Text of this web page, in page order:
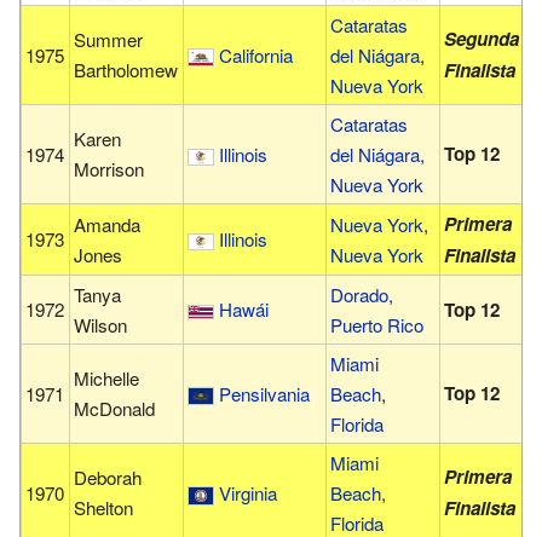
1975
Summer
Bartholomew
California
Cataratas
del Niágara,
Nueva York
Segunda
Finalista
1974
Karen
Morrison
Illinois
Cataratas
del Niágara,
Nueva York
Top 12
1973
Amanda
Jones
Illinois
Nueva York,
Nueva York
Primera
Finalista
1972
Tanya
Wilson
Hawái
Dorado,
Puerto Rico
Top 12
1971
Michelle
McDonald
Pensilvania
Miami
Beach,
Florida
Top 12
1970
Deborah
Shelton
Virginia
Miami
Beach,
Florida
Primera
Finalista